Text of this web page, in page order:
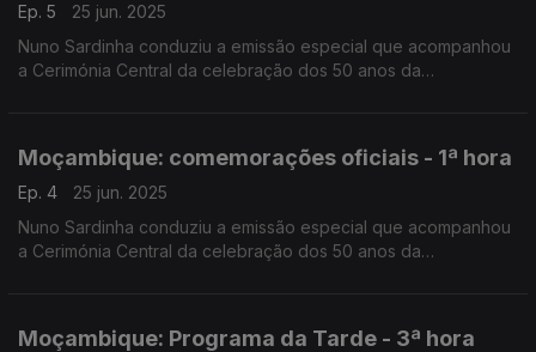
Ep. 5
25 jun. 2025
Nuno Sardinha conduziu a emissão especial que acompanhou
a Cerimónia Central da celebração dos 50 anos da
Moçambique: comemorações oficiais - 1ª hora
Ep. 4
25 jun. 2025
Nuno Sardinha conduziu a emissão especial que acompanhou
a Cerimónia Central da celebração dos 50 anos da
Moçambique: Programa da Tarde - 3ª hora